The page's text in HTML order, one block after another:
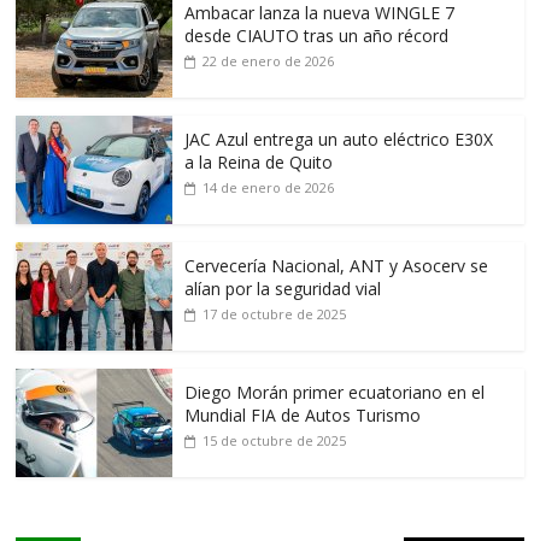
Ambacar lanza la nueva WINGLE 7
desde CIAUTO tras un año récord
22 de enero de 2026
JAC Azul entrega un auto eléctrico E30X
a la Reina de Quito
14 de enero de 2026
Cervecería Nacional, ANT y Asocerv se
alían por la seguridad vial
17 de octubre de 2025
Diego Morán primer ecuatoriano en el
Mundial FIA de Autos Turismo
15 de octubre de 2025